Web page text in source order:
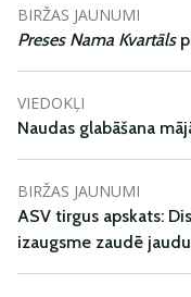
BIRŽAS JAUNUMI
Preses Nama Kvartāls
VIEDOKĻI
Naudas glabāšana
BIRŽAS JAUNUMI
ASV tirgus apskats:
izaugsme zaudē jaudu